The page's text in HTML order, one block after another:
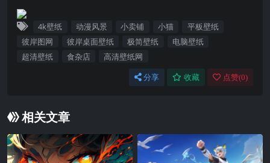
4k壁纸 动漫风景 小卖铺 小猫
平板壁纸
彼岸图网
彼岸桌面壁纸 极简壁纸
电脑壁纸
超清壁纸
食杂店 高清壁纸网
分享 收藏 点赞(0)
相关文章